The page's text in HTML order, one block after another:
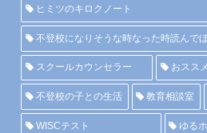
ヒミツのキロクノート
不登校になりそうな時なった時読んで
スクールカウンセラー おスス
不登校の子との生活 教育相談室
WISCテスト ゆる